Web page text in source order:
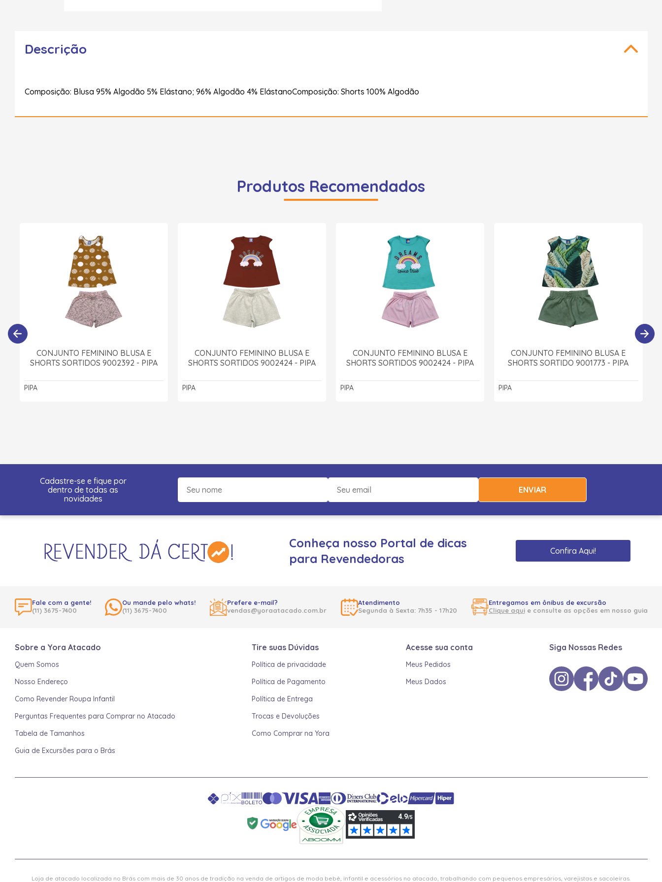
Descrição
Composição: Blusa 95% Algodão 5% Elástano; 96% Algodão 4% ElástanoComposição: Shorts 100% Algodão
Produtos Recomendados
CONJUNTO FEMININO BLUSA E
SHORTS SORTIDOS 9002392 - PIPA
PIPA
CONJUNTO FEMININO BLUSA E
SHORTS SORTIDOS 9002424 - PIPA
PIPA
CONJUNTO FEMININO BLUSA E
SHORTS SORTIDOS 9002424 - PIPA
PIPA
CONJUNTO FEMININO BLUSA E
SHORTS SORTIDO 9001773 - PIPA
PIPA
Cadastre-se e fique por
dentro de todas as
novidades
ENVIAR
Conheça nosso Portal de dicas
para Revendedoras
Confira Aqui!
Fale com a gente!
(11) 3675-7400
Ou mande pelo whats!
(11) 3675-7400
Prefere e-mail?
vendas@yoraatacado.com.br
Atendimento
Segunda à Sexta: 7h35 - 17h20
Entregamos em ônibus de excursão
Clique aquie consulte as opções em nosso guia
Sobre a Yora Atacado
Quem Somos
Nosso Endereço
Como Revender Roupa Infantil
Perguntas Frequentes para Comprar no Atacado
Tabela de Tamanhos
Guia de Excursões para o Brás
Tire suas Dúvidas
Política de privacidade
Política de Pagamento
Política de Entrega
Trocas e Devoluções
Como Comprar na Yora
Acesse sua conta
Meus Pedidos
Meus Dados
Siga Nossas Redes
Loja de atacado localizada no Brás com mais de 30 anos de tradição na venda de artigos de moda bebê, infantil e acessórios no atacado, trabalhando com pequenos empresários, varejistas e sacoleiras.